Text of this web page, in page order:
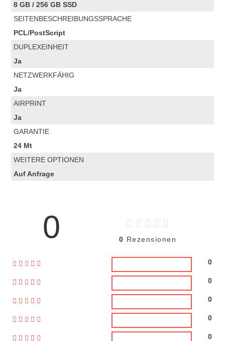
8 GB / 256 GB SSD
SEITENBESCHREIBUNGSSPRACHE
PCL/PostScript
DUPLEXEINHEIT
Ja
NETZWERKFÄHIG
Ja
AIRPRINT
Ja
GARANTIE
24 Mt
WEITERE OPTIONEN
Auf Anfrage
0 0 Rezensionen
0
0
0
0
0